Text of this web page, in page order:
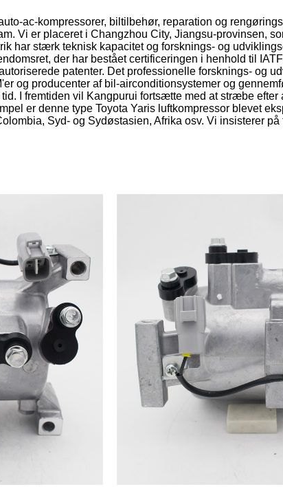
ac-kompressorer, biltilbehør, reparation og
Vi er placeret i Changzhou City, Jiangsu-provinsen,
har stærk teknisk kapacitet og forsknings- og
der har bestået certificeringen i henhold til
patenter. Det professionelle forsknings- og
og producenter af bil-airconditionsystemer og
I fremtiden vil Kangpurui fortsætte med at stræbe efter
er denne type Toyota Yaris luftkompressor blevet
Syd- og Sydøstasien, Afrika osv. Vi insisterer på